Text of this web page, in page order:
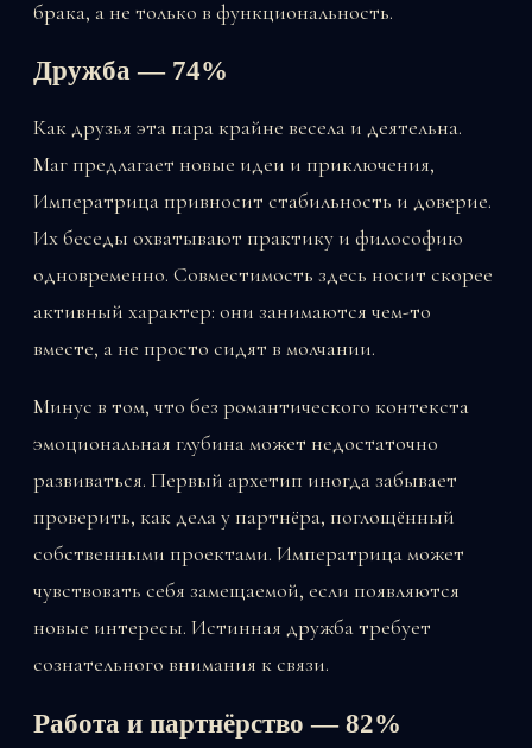
брака, а не только в функциональность.
Дружба — 74%
Как друзья эта пара крайне весела и деятельна.
Маг предлагает новые идеи и приключения,
Императрица привносит стабильность и доверие.
Их беседы охватывают практику и философию
одновременно. Совместимость здесь носит скорее
активный характер: они занимаются чем-то
вместе, а не просто сидят в молчании.
Минус в том, что без романтического контекста
эмоциональная глубина может недостаточно
развиваться. Первый архетип иногда забывает
проверить, как дела у партнёра, поглощённый
собственными проектами. Императрица может
чувствовать себя замещаемой, если появляются
новые интересы. Истинная дружба требует
сознательного внимания к связи.
Работа и партнёрство — 82%